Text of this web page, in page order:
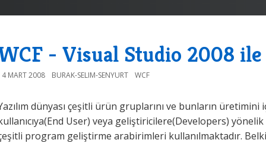
- Visual Studio 2008
MART 2008 BURAK-SELIM-SENYURT WCF
dünyası çeşitli ürün gruplarını ve bunların
User) veya geliştiricilere(Developers)
program geliştirme arabirimleri kullanılmaktadır.